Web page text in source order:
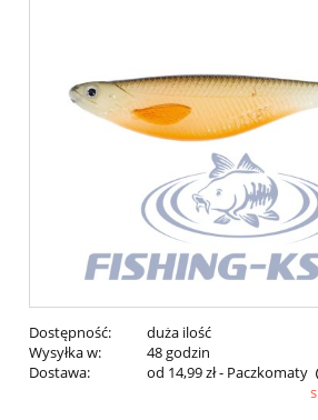
Dostępność:
duża ilość
Wysyłka w:
48 godzin
Dostawa:
od 14,99 zł- Paczkomaty
Cena nie zawiera ewentualnych